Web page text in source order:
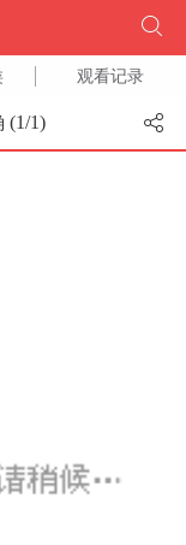
观看记录
(1/1)